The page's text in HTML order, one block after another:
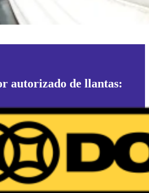
autorizado de llantas: